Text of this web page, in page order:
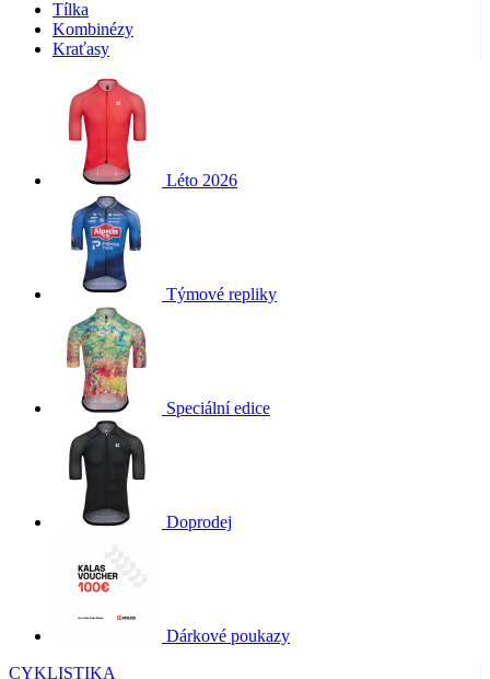
Tílka
Kombinézy
Kraťasy
Léto 2026
Týmové repliky
Speciální edice
Doprodej
Dárkové poukazy
CYKLISTIKA